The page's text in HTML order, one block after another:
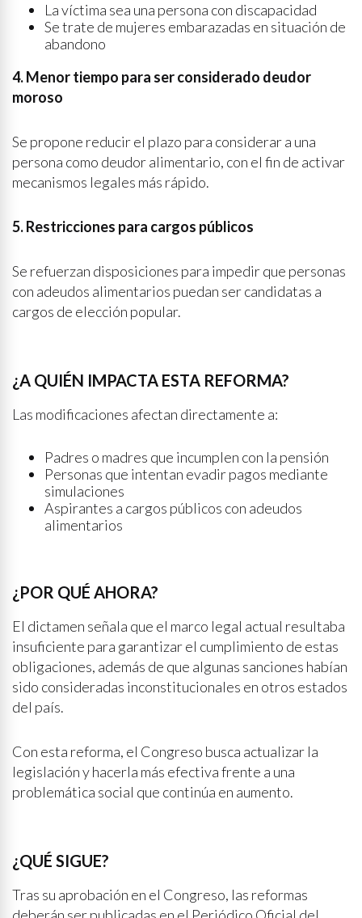
La víctima sea una persona con discapacidad
Se trate de mujeres embarazadas en situación de
abandono
4. Menor tiempo para ser considerado deudor
moroso
Se propone reducir el plazo para considerar a una
persona como deudor alimentario, con el fin de activar
mecanismos legales más rápido.
5. Restricciones para cargos públicos
Se refuerzan disposiciones para impedir que personas
con adeudos alimentarios puedan ser candidatas a
cargos de elección popular.
¿A QUIÉN IMPACTA ESTA REFORMA?
Las modificaciones afectan directamente a:
Padres o madres que incumplen con la pensión
Personas que intentan evadir pagos mediante
simulaciones
Aspirantes a cargos públicos con adeudos
alimentarios
¿POR QUÉ AHORA?
El dictamen señala que el marco legal actual resultaba
insuficiente para garantizar el cumplimiento de estas
obligaciones, además de que algunas sanciones habían
sido consideradas inconstitucionales en otros estados
del país.
Con esta reforma, el Congreso busca actualizar la
legislación y hacerla más efectiva frente a una
problemática social que continúa en aumento.
¿QUÉ SIGUE?
Tras su aprobación en el Congreso, las reformas